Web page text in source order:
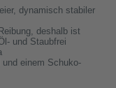
dynamisch stabiler
deshalb ist
und Staubfrei
einem Schuko-